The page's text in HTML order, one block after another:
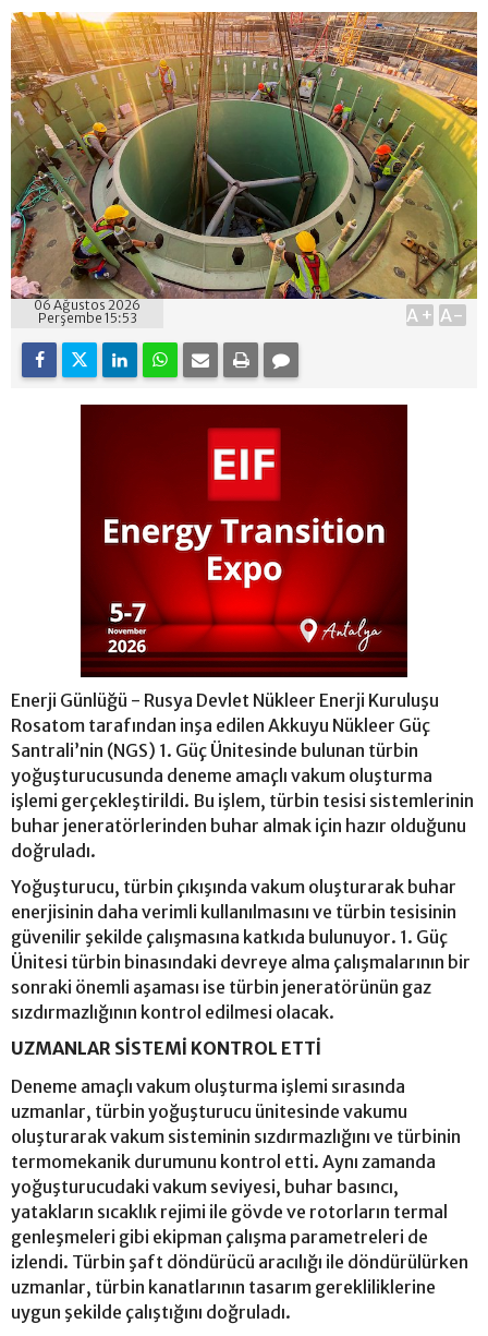
06 Ağustos 2026
Perşembe 15:53
A+ A-
Enerji Günlüğü - Rusya Devlet Nükleer Enerji Kuruluşu
Rosatom tarafından inşa edilen Akkuyu Nükleer Güç
Santrali’nin (NGS) 1. Güç Ünitesinde bulunan türbin
yoğuşturucusunda deneme amaçlı vakum oluşturma
işlemi gerçekleştirildi. Bu işlem, türbin tesisi sistemlerinin
buhar jeneratörlerinden buhar almak için hazır olduğunu
doğruladı.
Yoğuşturucu, türbin çıkışında vakum oluşturarak buhar
enerjisinin daha verimli kullanılmasını ve türbin tesisinin
güvenilir şekilde çalışmasına katkıda bulunuyor. 1. Güç
Ünitesi türbin binasındaki devreye alma çalışmalarının bir
sonraki önemli aşaması ise türbin jeneratörünün gaz
sızdırmazlığının kontrol edilmesi olacak.
UZMANLAR SİSTEMİ KONTROL ETTİ
Deneme amaçlı vakum oluşturma işlemi sırasında
uzmanlar, türbin yoğuşturucu ünitesinde vakumu
oluşturarak vakum sisteminin sızdırmazlığını ve türbinin
termomekanik durumunu kontrol etti. Aynı zamanda
yoğuşturucudaki vakum seviyesi, buhar basıncı,
yatakların sıcaklık rejimi ile gövde ve rotorların termal
genleşmeleri gibi ekipman çalışma parametreleri de
izlendi. Türbin şaft döndürücü aracılığı ile döndürülürken
uzmanlar, türbin kanatlarının tasarım gerekliliklerine
uygun şekilde çalıştığını doğruladı.